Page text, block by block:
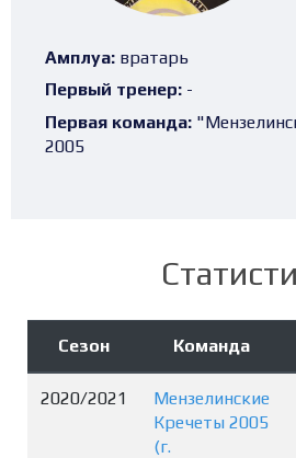
Амплуа: вратарь
Первый тренер: -
Первая команда:
2005
Сезон Команда
2020/2021
Мензелинские
Кречеты 2005
(г.